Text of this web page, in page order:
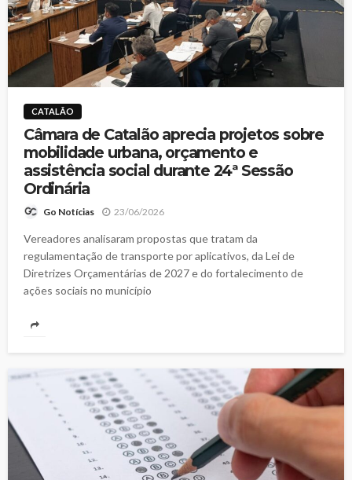
CATALÃO
Câmara de Catalão aprecia projetos sobre
mobilidade urbana, orçamento e
assistência social durante 24ª Sessão
Ordinária
Go Notícias 23/06/2026
Vereadores analisaram propostas que tratam da
regulamentação de transporte por aplicativos, da Lei de
Diretrizes Orçamentárias de 2027 e do fortalecimento de
ações sociais no município